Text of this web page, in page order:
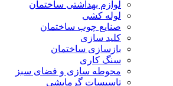
لوازم بهداشتی ساختمان
لوله کشی
صنایع چوب ساختمان
کلید سازی
بازسازی ساختمان
سنگ کاری
محوطه سازی و فضای سبز
تاسیسات گرمایشی